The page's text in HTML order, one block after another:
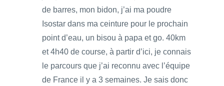
de barres, mon bidon, j’ai ma poudre
Isostar dans ma ceinture pour le prochain
point d’eau, un bisou à papa et go. 40km
et 4h40 de course, à partir d’ici, je connais
le parcours que j’ai reconnu avec l’équipe
de France il y a 3 semaines. Je sais donc